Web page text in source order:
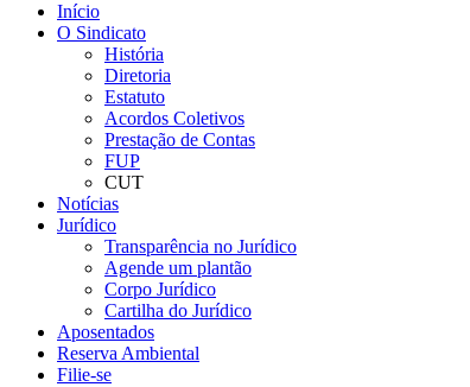
Início
O Sindicato
História
Diretoria
Estatuto
Acordos Coletivos
Prestação de Contas
FUP
CUT
Notícias
Jurídico
Transparência no Jurídico
Agende um plantão
Corpo Jurídico
Cartilha do Jurídico
Aposentados
Reserva Ambiental
Filie-se